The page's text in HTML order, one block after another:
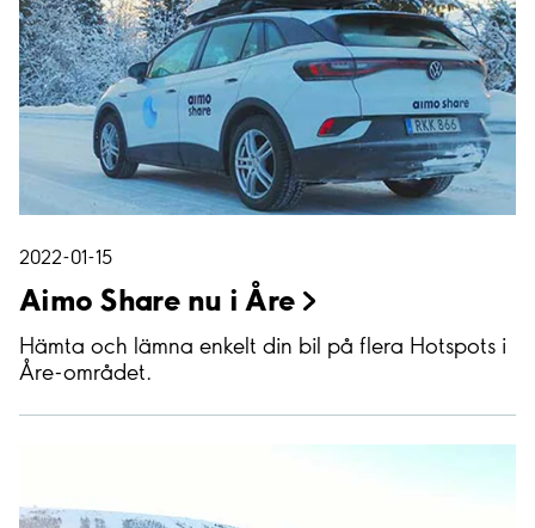
2022-01-15
Aimo Share nu i Åre
Hämta och lämna enkelt din bil på flera Hotspots i
Åre-området.